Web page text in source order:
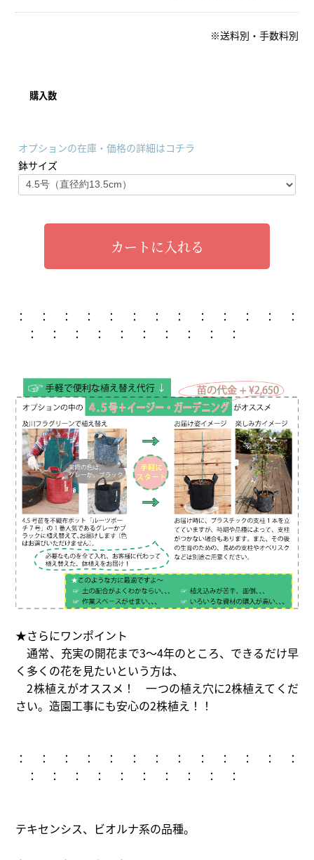
※送料別・手数料別
購入数
オプションの在庫・価格の詳細はコチラ
鉢サイズ
カートに入れる
： ： ： ： ： ： ： ： ： ： ： ： ：
： ： ： ： ： ： ： ： ： ：
★さらにワンポイント
通常、充実の開花まで3～4年のところ、できるだけ早
く多くの花を見たいという方は、
2株植えがオススメ！ 一つの植え穴に2株植えてくだ
さい。造園工事にも安心の2株植え！！
： ： ： ： ： ： ： ： ： ： ： ： ：
： ： ： ： ： ： ： ： ： ：
テキセンシス、ビオルナ系の品種。